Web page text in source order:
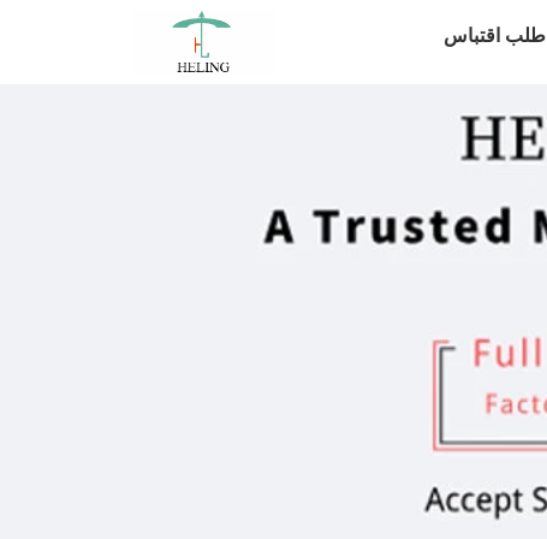
اطلب اقتباس